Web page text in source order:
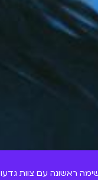
ראשונה עם צוות